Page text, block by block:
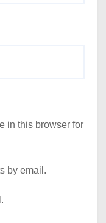
in this browser for
by email.